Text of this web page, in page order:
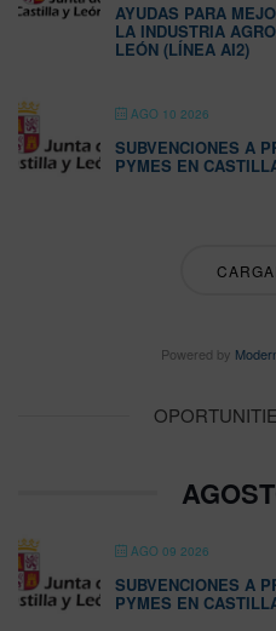
AYUDAS PARA
LA INDUSTRIA
LEÓN (LÍNEA AI2)
AGO 10 2026
SUBVENCIONES A
PYMES EN
Powered by
AGO 09 2026
SUBVENCIONES A
PYMES EN